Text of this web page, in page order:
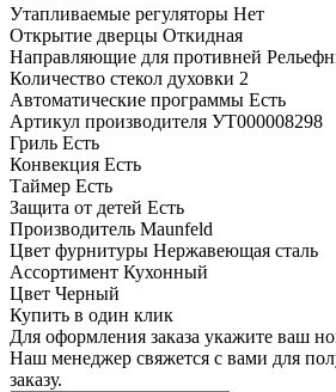
Утапливаемые регуляторы Нет
Открытие дверцы Откидная
Направляющие для противней
Количество стекол духовки 2
Автоматические программы Есть
Артикул производителя УТ000008298
Гриль Есть
Конвекция Есть
Таймер Есть
Защита от детей Есть
Производитель Maunfeld
Цвет фурнитуры Нержавеющая сталь
Ассортимент Кухонный
Цвет Черный
Купить в один клик
Для оформления заказа укажите ваш
Наш менеджер свяжется с вами для
заказу.